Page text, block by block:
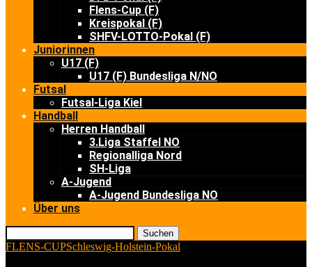
Flens-Cup (F)
Kreispokal (F)
SHFV-LOTTO-Pokal (F)
Juniorinnen
U17 (F)
U17 (F) Bundesliga N/NO
Futsal
Futsal-Liga Kiel
Handball
Herren Handball
3.Liga Staffel NO
Regionalliga Nord
SH-Liga
A-Jugend
A-Jugend Bundesliga NO
Über uns
Suchen
FLENS-CUPSchleswig-Holstein-Pokal